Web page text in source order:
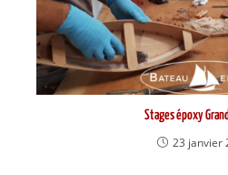
Stages époxy
23 janvier